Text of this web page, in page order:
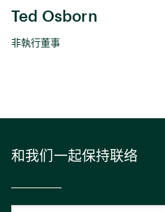
Ted Osborn
非執行董事
和我们一起保持联络